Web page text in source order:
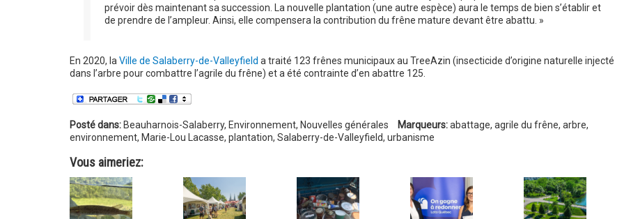
prévoir dès maintenant sa succession. La nouvelle plantation (une autre espèce) aura le temps de bien s’établir et
de prendre de l’ampleur. Ainsi, elle compensera la contribution du frêne mature devant être abattu. »
En 2020, la Ville de Salaberry-de-Valleyfield a traité 123 frênes municipaux au TreeAzin (insecticide d’origine naturelle injecté
dans l’arbre pour combattre l’agrile du frêne) et a été contrainte d’en abattre 125.
Posté dans: Beauharnois-Salaberry, Environnement, Nouvelles générales Marqueurs: abattage, agrile du frêne, arbre,
environnement, Marie-Lou Lacasse, plantation, Salaberry-de-Valleyfield, urbanisme
Vous aimeriez: